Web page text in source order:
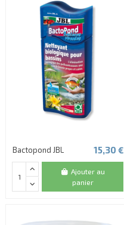
Bactopond JBL 15,30 €
Ajouter au
panier